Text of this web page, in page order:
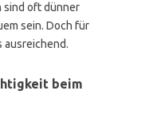
sind oft dünner
sein. Doch für
ausreichend.
beim